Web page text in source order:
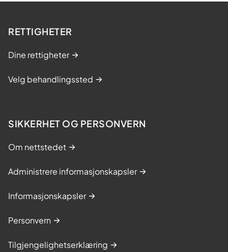
RETTIGHETER
Dine rettigheter
Velg behandlingssted
SIKKERHET OG PERSONVERN
Om nettstedet
Administrere informasjonskapsler
Informasjonskapsler
Personvern
Tilgjengelighetserklæring